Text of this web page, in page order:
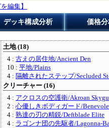
を編集】
デッキ構成分析 価格
土地 (18)
4 : 古えの居住地/Ancient Den
10 : 平地/Plains
4 : 隔離されたステップ/Secluded
クリーチャー (16)
4 : アクロスの空護衛/Akroan
2 : 心優しきボディガード/
4 : 熟達の刃の精鋭/Deftblade Elite
4 : ラゴンナ団の先駆者/Lagonna-